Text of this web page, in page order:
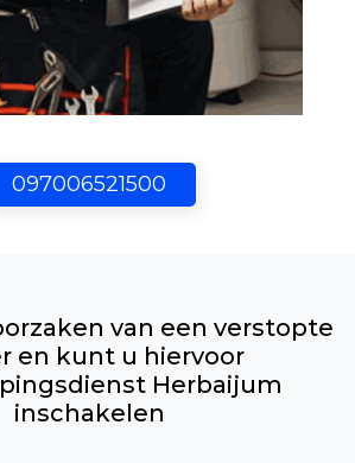
097006521500
van een verstopte
en kunt u hiervoor
Herbaijum
inschakelen